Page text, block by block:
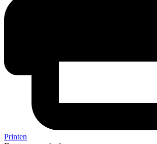
Printen